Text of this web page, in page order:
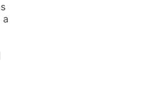
a